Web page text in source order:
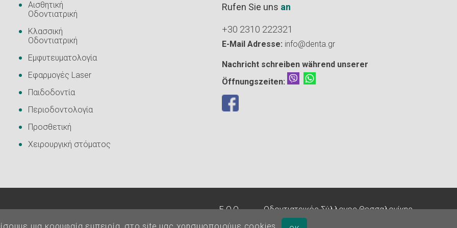
Αισθητική
Οδοντιατρική
Κλασσική
Οδοντιατρική
Εμφυτευματολογία
Εφαρμογές Laser
Παιδοδοντία
Περιοδοντολογία
Προσθετική
Χειρουργική στόματος
Rufen Sie uns an
+30 2310 222321
E-Mail Adresse: info@denta.gr
Nachricht schreiben während unserer
Öffnungszeiten:
E.O.Ο.-Οδοντιατρικός Σύλλογος Θεσσαλονίκης